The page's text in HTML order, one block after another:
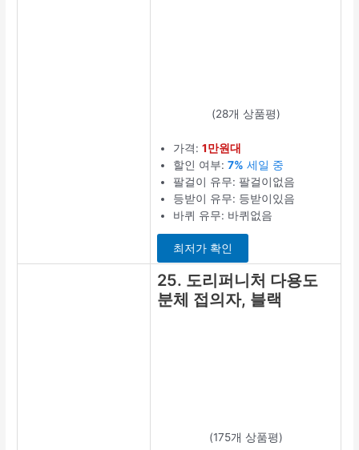
(28개 상품평)
가격:1만원대
할인 여부:7% 세일 중
팔걸이 유무: 팔걸이없음
등받이 유무: 등받이있음
바퀴 유무: 바퀴없음
최저가 확인
25. 도리퍼니처 다용도
분체 접의자, 블랙
(175개 상품평)